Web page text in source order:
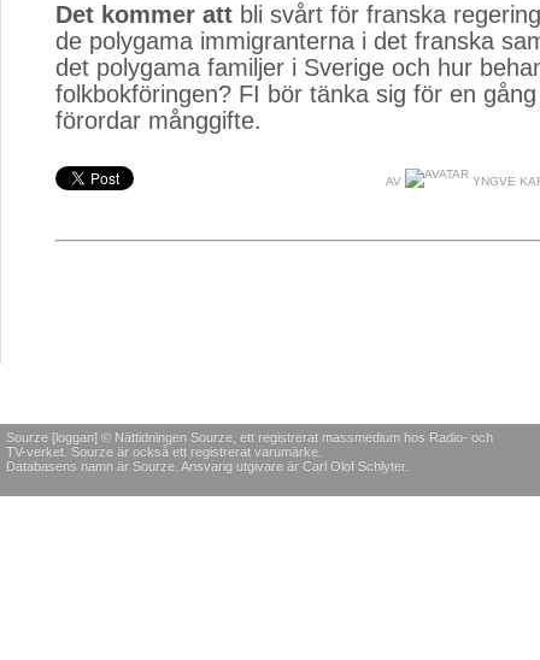
Det kommer att bli svårt för franska
de polygama immigranterna i det franska
det polygama familjer i Sverige och hur
folkbokföringen? FI bör tänka sig för en
förordar månggifte.
AV YNGVE
Sourze [loggan] © Nättidningen Sourze, ett registrerat massmedium hos Radio- och
TV-verket. Sourze är också ett registrerat varumärke.
Databasens namn är Sourze. Ansvarig utgivare är Carl Olof Schlyter.